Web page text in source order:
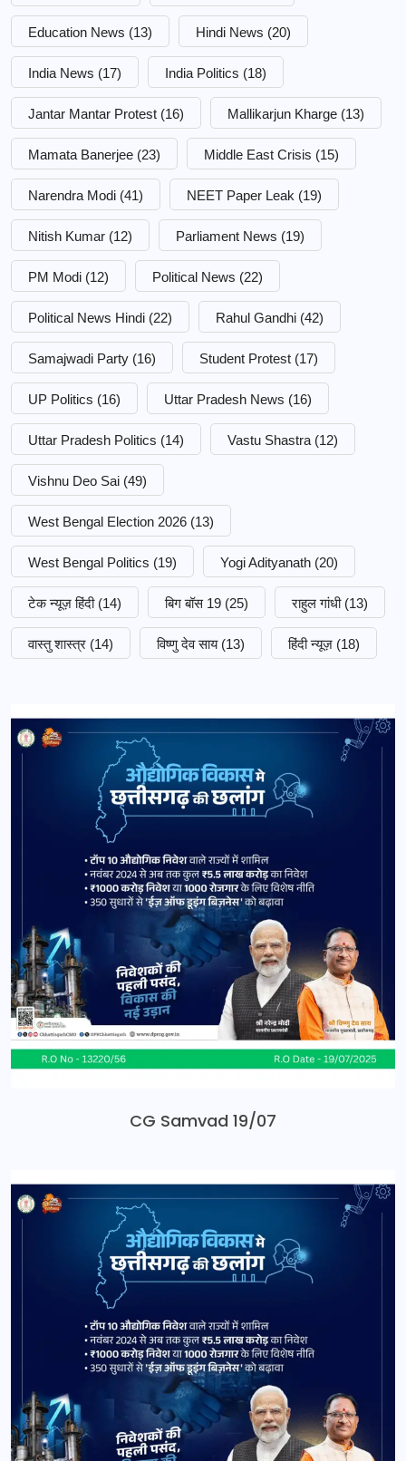
Education News (13) Hindi News (20)
India News (17) India Politics (18)
Jantar Mantar Protest (16) Mallikarjun Kharge (13)
Mamata Banerjee (23) Middle East Crisis (15)
Narendra Modi (41) NEET Paper Leak (19)
Nitish Kumar (12) Parliament News (19)
PM Modi (12) Political News (22)
Political News Hindi (22) Rahul Gandhi (42)
Samajwadi Party (16) Student Protest (17)
UP Politics (16) Uttar Pradesh News (16)
Uttar Pradesh Politics (14) Vastu Shastra (12)
Vishnu Deo Sai (49)
West Bengal Election 2026 (13)
West Bengal Politics (19) Yogi Adityanath (20)
टेक न्यूज़ हिंदी (14) बिग बॉस 19 (25) राहुल गांधी (13)
वास्तु शास्त्र (14) विष्णु देव साय (13) हिंदी न्यूज़ (18)
CG Samvad 19/07